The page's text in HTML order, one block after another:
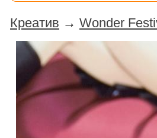
Креатив → Wonder